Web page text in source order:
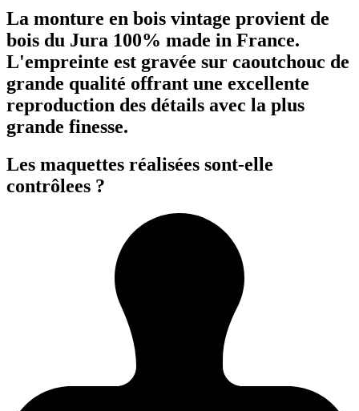
La monture en bois vintage provient de
bois du Jura 100% made in France.
L'empreinte est gravée sur caoutchouc de
grande qualité offrant une excellente
reproduction des détails avec la plus
grande finesse.
Les maquettes réalisées sont-elle
contrôlees ?